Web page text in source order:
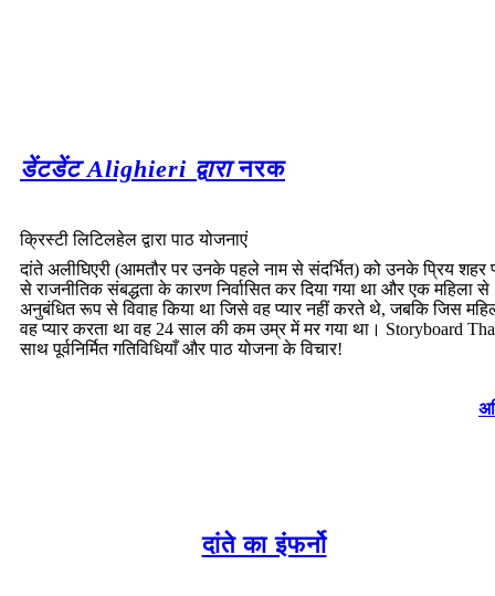
डेंटडेंट Alighieri द्वारानरक
क्रिस्टी लिटिलहेल द्वारा पाठ योजनाएं
दांते अलीघिएरी (आमतौर पर उनके पहले नाम से संदर्भित) को उनके प्रिय शहर
से राजनीतिक संबद्धता के कारण निर्वासित कर दिया गया था और एक महिला से
अनुबंधित रूप से विवाह किया था जिसे वह प्यार नहीं करते थे, जबकि जिस
वह प्यार करता था वह 24 साल की कम उम्र में मर गया था। Storyboard
साथ पूर्वनिर्मित गतिविधियाँ और पाठ योजना के विचार!
दांते का इंफर्नो